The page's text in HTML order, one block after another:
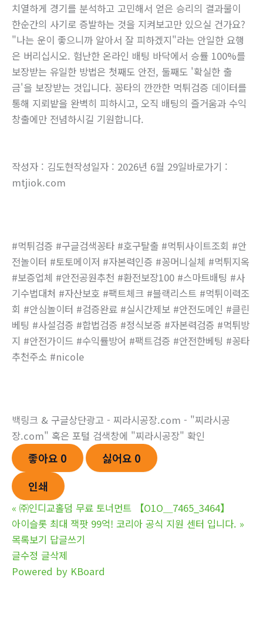
치열하게 경기를 분석하고 고민해서 얻은 승리의 결과물이
한순간의 사기로 증발하는 것을 지켜보고만 있으실 건가요?
"나는 운이 좋으니까 알아서 잘 피하겠지"라는 안일한 요행
은 버리십시오. 험난한 온라인 배팅 바닥에서 승률 100%를
보장받는 유일한 방법은 첫째도 안전, 둘째도 '확실한 출
금'을 보장받는 것입니다. 꽁타의 깐깐한 먹튀검증 데이터를
통해 지뢰밭을 완벽히 피하시고, 오직 배팅의 즐거움과 수익
창출에만 전념하시길 기원합니다.
작성자 : 김도현작성일자 : 2026년 6월 29일바로가기 :
mtjiok.com
#먹튀검증 #구글검색꽁타 #호구탈출 #먹튀사이트조회 #안
전놀이터 #토토메이저 #자본력인증 #꽁머니실체 #먹튀지옥
#보증업체 #안전공원추천 #환전보장100 #스마트배팅 #사
기수법대처 #자산보호 #팩트체크 #블랙리스트 #먹튀이력조
회 #안심놀이터 #검증완료 #실시간제보 #안전도메인 #클린
베팅 #사설검증 #합법검증 #정식보증 #자본력검증 #먹튀방
지 #안전가이드 #수익률방어 #팩트검증 #안전한베팅 #꽁타
추천주소 #nicole
백링크 & 구글상단광고 - 찌라시공장.com - "찌라시공
장.com" 혹은 포털 검색창에 "찌라시공장" 확인
좋아요 0 싫어요 0
인쇄
« ㈜인디교홀­덤 무료 토너먼트 【O1O＿7465_3464】
아이슬롯 최대 잭팟 99억! 코리아 공식 지원 센터 입니다. »
목록보기 답글쓰기
글수정 글삭제
Powered by KBoard